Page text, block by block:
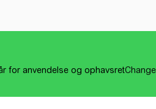
for anvendelse og ophavsret